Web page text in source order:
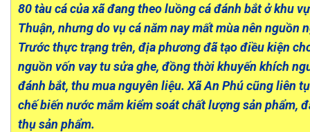
80 tàu cá của xã đang theo luồng cá đánh bắt ở khu
Thuận, nhưng do vụ cá năm nay mất mùa nên nguồn
Trước thực trạng trên, địa phương đã tạo điều kiện
nguồn vốn vay tu sửa ghe, đồng thời khuyến khích
đánh bắt, thu mua nguyên liệu. Xã An Phú cũng liên
chế biến nước mắm kiểm soát chất lượng sản phẩm,
thụ sản phẩm.